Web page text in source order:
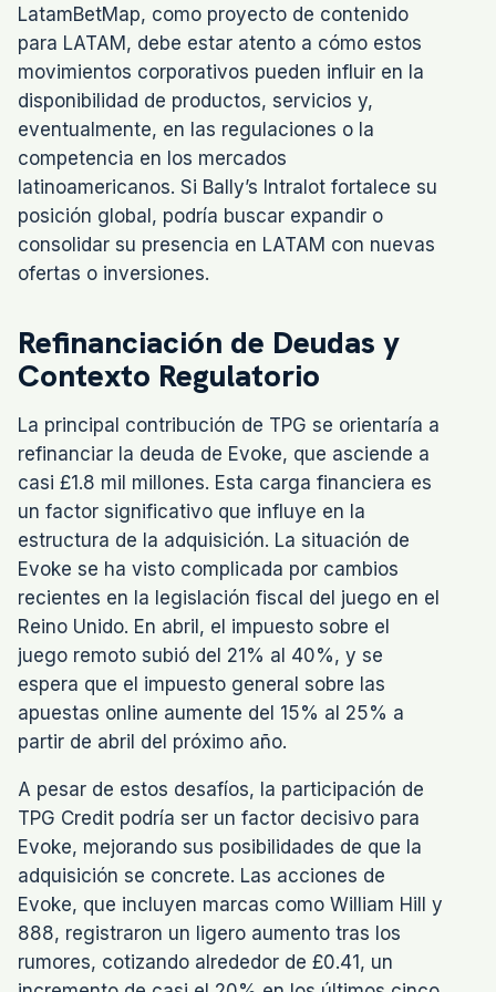
LatamBetMap, como proyecto de contenido
para LATAM, debe estar atento a cómo estos
movimientos corporativos pueden influir en la
disponibilidad de productos, servicios y,
eventualmente, en las regulaciones o la
competencia en los mercados
latinoamericanos. Si Bally’s Intralot fortalece su
posición global, podría buscar expandir o
consolidar su presencia en LATAM con nuevas
ofertas o inversiones.
Refinanciación de Deudas y
Contexto Regulatorio
La principal contribución de TPG se orientaría a
refinanciar la deuda de Evoke, que asciende a
casi £1.8 mil millones. Esta carga financiera es
un factor significativo que influye en la
estructura de la adquisición. La situación de
Evoke se ha visto complicada por cambios
recientes en la legislación fiscal del juego en el
Reino Unido. En abril, el impuesto sobre el
juego remoto subió del 21% al 40%, y se
espera que el impuesto general sobre las
apuestas online aumente del 15% al 25% a
partir de abril del próximo año.
A pesar de estos desafíos, la participación de
TPG Credit podría ser un factor decisivo para
Evoke, mejorando sus posibilidades de que la
adquisición se concrete. Las acciones de
Evoke, que incluyen marcas como William Hill y
888, registraron un ligero aumento tras los
rumores, cotizando alrededor de £0.41, un